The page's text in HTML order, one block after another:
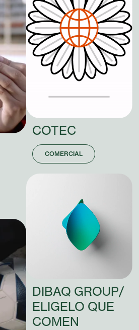
COTEC
COMERCIAL
DIBAQ GROUP/
ELIGELO QUE
COMEN